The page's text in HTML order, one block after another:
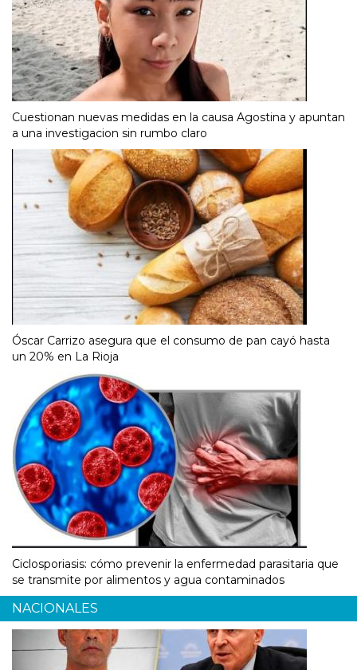
Cuestionan nuevas medidas en la causa Agostina y apuntan
a una investigacion sin rumbo claro
Óscar Carrizo asegura que el consumo de pan cayó hasta
un 20% en La Rioja
Ciclosporiasis: cómo prevenir la enfermedad parasitaria que
se transmite por alimentos y agua contaminados
NACIONALES